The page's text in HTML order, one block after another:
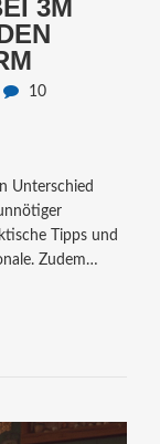
3M A
P
10
Unterschied
Tipps und
Zudem
ein
können.